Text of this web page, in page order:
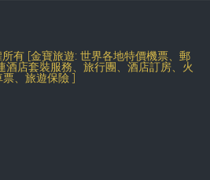
有 [金寶旅遊: 世界各地特價機票、郵
酒店套裝服務、旅行團、酒店訂房、火
票、旅遊保險 ]